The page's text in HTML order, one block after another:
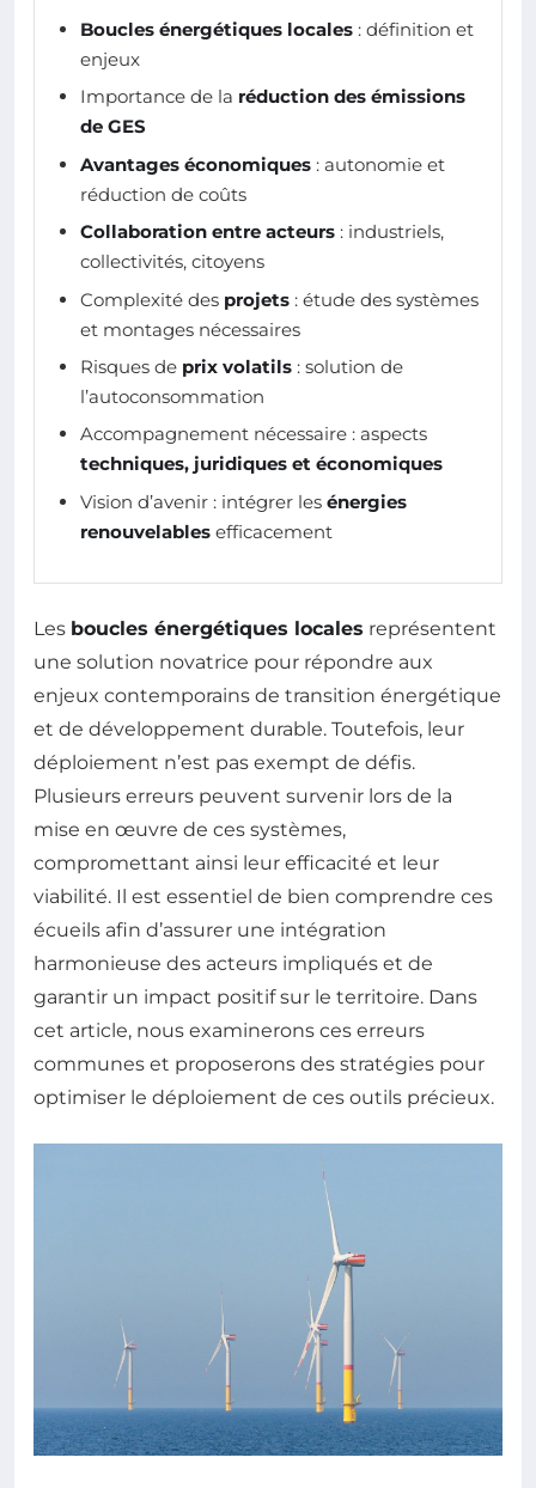
Boucles énergétiques locales : définition et
enjeux
Importance de la réduction des émissions
de GES
Avantages économiques : autonomie et
réduction de coûts
Collaboration entre acteurs : industriels,
collectivités, citoyens
Complexité des projets : étude des systèmes
et montages nécessaires
Risques de prix volatils : solution de
l’autoconsommation
Accompagnement nécessaire : aspects
techniques, juridiques et économiques
Vision d’avenir : intégrer les énergies
renouvelables efficacement
Les boucles énergétiques locales représentent
une solution novatrice pour répondre aux
enjeux contemporains de transition énergétique
et de développement durable. Toutefois, leur
déploiement n’est pas exempt de défis.
Plusieurs erreurs peuvent survenir lors de la
mise en œuvre de ces systèmes,
compromettant ainsi leur efficacité et leur
viabilité. Il est essentiel de bien comprendre ces
écueils afin d’assurer une intégration
harmonieuse des acteurs impliqués et de
garantir un impact positif sur le territoire. Dans
cet article, nous examinerons ces erreurs
communes et proposerons des stratégies pour
optimiser le déploiement de ces outils précieux.